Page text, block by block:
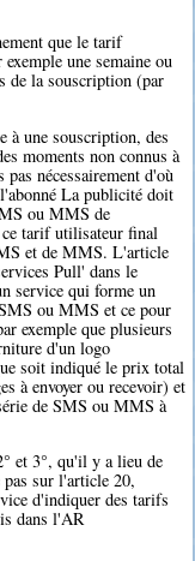
que le tarif
une semaine ou
de la souscription (par
à une souscription, des
moments non connus à
nécessairement d'où
La publicité doit
ou MMS de
tarif utilisateur final
et de MMS. L'article
Pull' dans le
service qui forme un
ou MMS et ce pour
exemple que plusieurs
d'un logo
soit indiqué le prix total
à envoyer ou recevoir) et
de SMS ou MMS à
et 3°, qu'il y a lieu de
sur l'article 20,
d'indiquer des tarifs
dans l'AR